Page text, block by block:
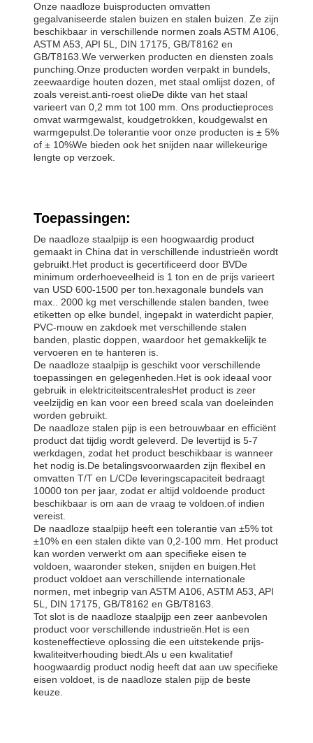
Onze naadloze buisproducten omvatten
gegalvaniseerde stalen buizen en stalen buizen. Ze zijn
beschikbaar in verschillende normen zoals ASTM A106,
ASTM A53, API 5L, DIN 17175, GB/T8162 en
GB/T8163.We verwerken producten en diensten zoals
punching.Onze producten worden verpakt in bundels,
zeewaardige houten dozen, met staal omlijst dozen, of
zoals vereist.anti-roest olieDe dikte van het staal
varieert van 0,2 mm tot 100 mm. Ons productieproces
omvat warmgewalst, koudgetrokken, koudgewalst en
warmgepulst.De tolerantie voor onze producten is ± 5%
of ± 10%We bieden ook het snijden naar willekeurige
lengte op verzoek.
Toepassingen:
De naadloze staalpijp is een hoogwaardig product
gemaakt in China dat in verschillende industrieën wordt
gebruikt.Het product is gecertificeerd door BVDe
minimum orderhoeveelheid is 1 ton en de prijs varieert
van USD 600-1500 per ton.hexagonale bundels van
max.. 2000 kg met verschillende stalen banden, twee
etiketten op elke bundel, ingepakt in waterdicht papier,
PVC-mouw en zakdoek met verschillende stalen
banden, plastic doppen, waardoor het gemakkelijk te
vervoeren en te hanteren is.
De naadloze staalpijp is geschikt voor verschillende
toepassingen en gelegenheden.Het is ook ideaal voor
gebruik in elektriciteitscentralesHet product is zeer
veelzijdig en kan voor een breed scala van doeleinden
worden gebruikt.
De naadloze stalen pijp is een betrouwbaar en efficiënt
product dat tijdig wordt geleverd. De levertijd is 5-7
werkdagen, zodat het product beschikbaar is wanneer
het nodig is.De betalingsvoorwaarden zijn flexibel en
omvatten T/T en L/CDe leveringscapaciteit bedraagt
10000 ton per jaar, zodat er altijd voldoende product
beschikbaar is om aan de vraag te voldoen.of indien
vereist.
De naadloze staalpijp heeft een tolerantie van ±5% tot
±10% en een stalen dikte van 0,2-100 mm. Het product
kan worden verwerkt om aan specifieke eisen te
voldoen, waaronder steken, snijden en buigen.Het
product voldoet aan verschillende internationale
normen, met inbegrip van ASTM A106, ASTM A53, API
5L, DIN 17175, GB/T8162 en GB/T8163.
Tot slot is de naadloze staalpijp een zeer aanbevolen
product voor verschillende industrieën.Het is een
kosteneffectieve oplossing die een uitstekende prijs-
kwaliteitverhouding biedt.Als u een kwalitatief
hoogwaardig product nodig heeft dat aan uw specifieke
eisen voldoet, is de naadloze stalen pijp de beste
keuze.